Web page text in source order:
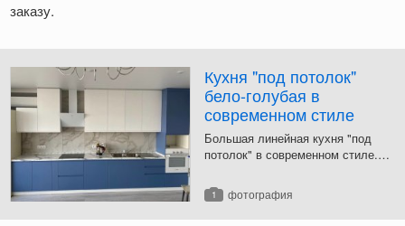
заказу.
Кухня "под потолок"
бело-голубая в
современном стиле
Большая линейная кухня "под
потолок" в современном стиле.
ручка. Встроенный духовой шкаф
и место под СВЧ-печь вынесены в
1 фотография
Страницы